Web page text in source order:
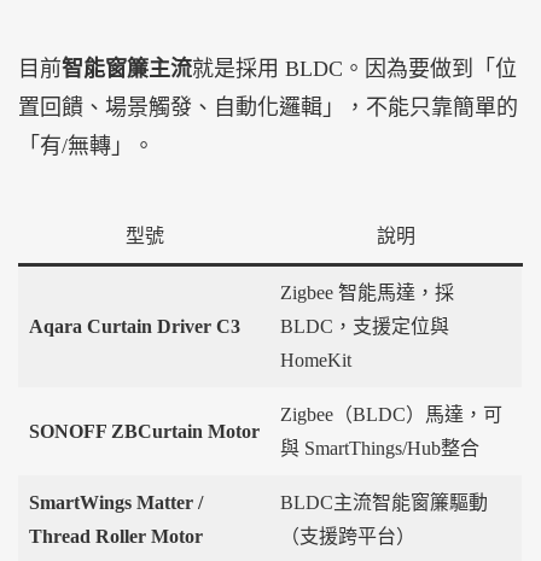
目前智能窗簾主流就是採用 BLDC。因為要做到「位
置回饋、場景觸發、自動化邏輯」，不能只靠簡單的
「有/無轉」。
型號 說明
Aqara Curtain Driver C3
Zigbee 智能馬達，採
BLDC，支援定位與
HomeKit
SONOFF ZBCurtain Motor
Zigbee（BLDC）馬達，可
與 SmartThings/Hub整合
SmartWings Matter /
Thread Roller Motor
BLDC主流智能窗簾驅動
（支援跨平台）